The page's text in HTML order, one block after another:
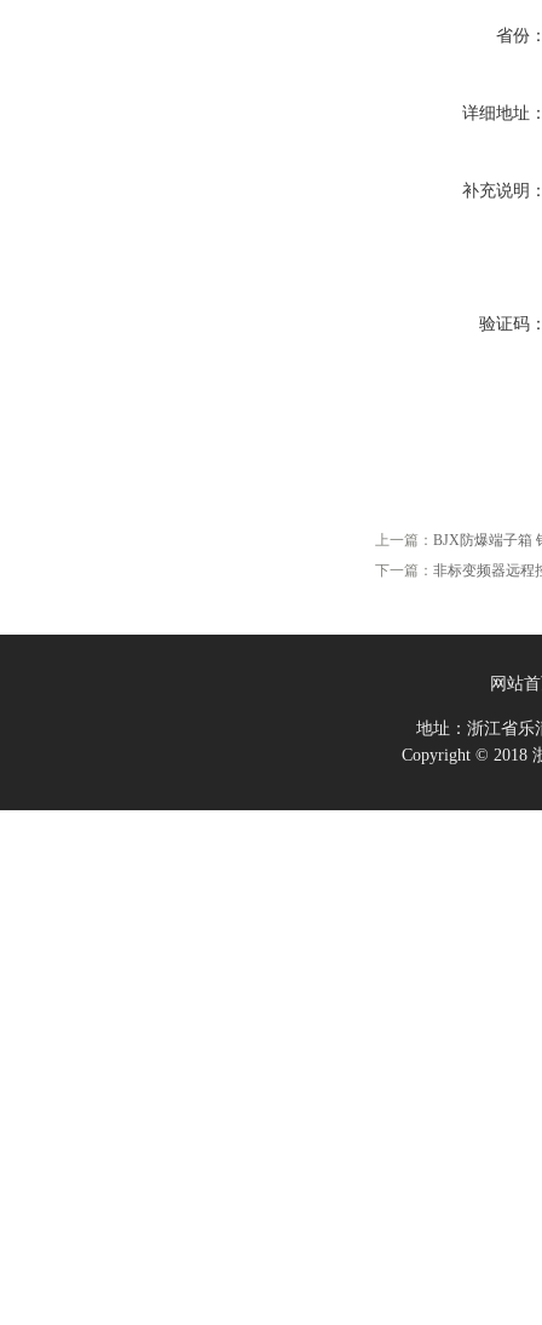
省份
详细地址
补充说明
验证码
上一篇： BJX防爆端子箱
下一篇： 非标变频器远程
网站
地址：浙江省
Copyright © 2018